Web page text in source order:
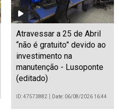
Atravessar a 25 de Abril
“não é gratuito” devido ao
investimento na
manutenção - Lusoponte
(editado)
ID: 47573882 Date: 06/08/2026 16:44